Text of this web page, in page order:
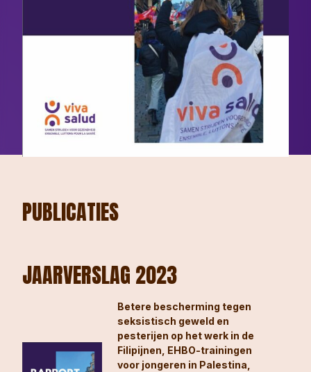
PUBLICATIES
JAARVERSLAG 2023
Betere bescherming tegen
seksistisch geweld en
pesterijen op het werk in de
Filipijnen, EHBO-trainingen
voor jongeren in Palestina,